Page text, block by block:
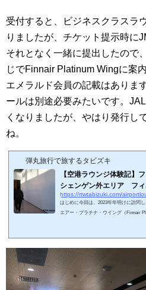
受付すると、ビジネスクラスラ
りましたが、チケット提示時に
それとなく一緒に提出したので
じでFinnair Platinum Wingに案
エメラルド会員の記載はありま
ールは別途必要みたいです。
くなりましたが、やはり発行し
ね。
弾丸旅行で旅するタビズキ
【空港ラウンジ体験記】
シェンゲン外エリア フィ
https://rtwtabizuki.com/
はじめに今回は、2023年年明けに訪問
エアー・プラチナ・ウイング（Finnair
ング 運営時間 10:30～17:30フィンエ
運営する航空会社ラウ...